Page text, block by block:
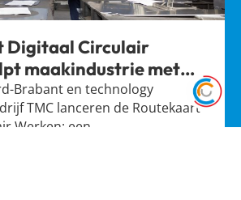
Digitaal Circulair
maakindustrie met
Brabant en technology
TMC lanceren de Routekaart
Werken: een…